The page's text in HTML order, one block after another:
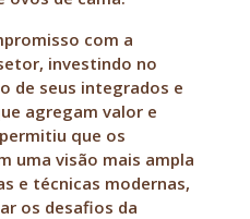
com a
investindo no
de seus integrados e
agregam valor e
que os
uma visão mais ampla
e técnicas modernas,
os desafios da